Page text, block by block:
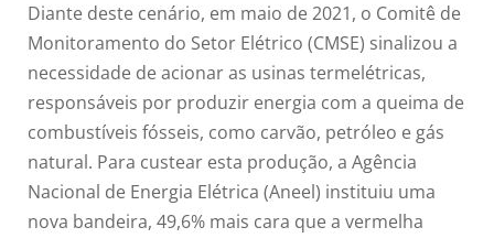
Diante deste cenário, em maio de 2021, o Comitê de
Monitoramento do Setor Elétrico (CMSE) sinalizou a
necessidade de acionar as usinas termelétricas,
responsáveis por produzir energia com a queima de
combustíveis fósseis, como carvão, petróleo e gás
natural. Para custear esta produção, a Agência
Nacional de Energia Elétrica (Aneel) instituiu uma
nova bandeira, 49,6% mais cara que a vermelha